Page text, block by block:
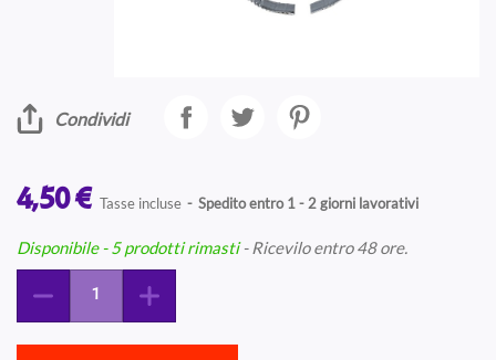
Condividi
4,50 € Tasse incluse Spedito entro 1 - 2 giorni lavorativi
Disponibile - 5 prodotti rimasti - Ricevilo entro 48 ore.